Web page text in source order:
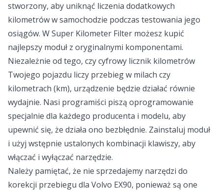
stworzony, aby uniknąć liczenia dodatkowych
kilometrów w samochodzie podczas testowania jego
osiągów. W Super Kilometer Filter możesz kupić
najlepszy moduł z oryginalnymi komponentami.
Niezależnie od tego, czy cyfrowy licznik kilometrów
Twojego pojazdu liczy przebieg w milach czy
kilometrach (km), urządzenie będzie działać równie
wydajnie. Nasi programiści piszą oprogramowanie
specjalnie dla każdego producenta i modelu, aby
upewnić się, że działa ono bezbłędnie. Zainstaluj moduł
i użyj wstępnie ustalonych kombinacji klawiszy, aby
włączać i wyłączać narzędzie.
Należy pamiętać, że nie sprzedajemy narzędzi do
korekcji przebiegu dla Volvo EX90, ponieważ są one